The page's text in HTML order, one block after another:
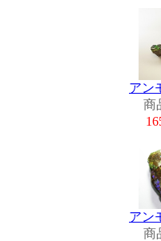
アン
商
アン
商